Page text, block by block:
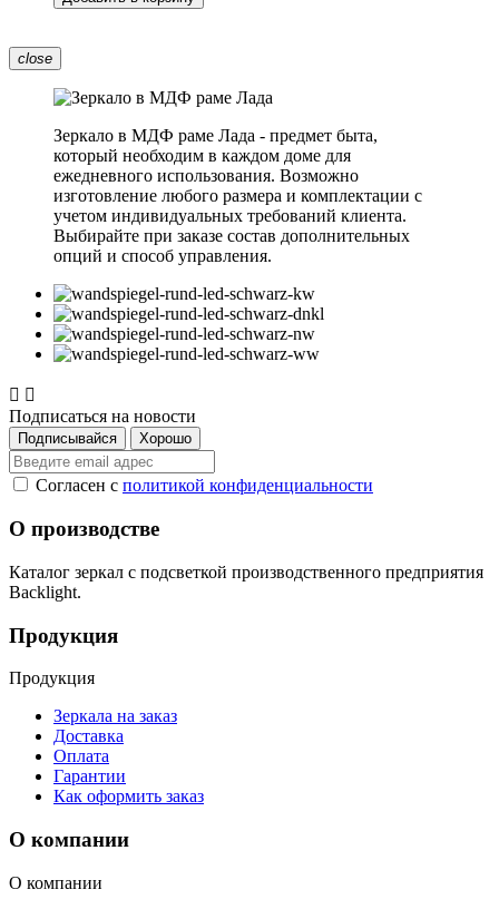
close
Зеркало в МДФ раме Лада - предмет быта,
который необходим в каждом доме для
ежедневного использования. Возможно
изготовление любого размера и комплектации с
учетом индивидуальных требований клиента.
Выбирайте при заказе состав дополнительных
опций и способ управления.
 
Подписаться на новости
Согласен с политикой конфиденциальности
О производстве
Каталог зеркал с подсветкой производственного предприятия
Backlight.
Продукция
Продукция
Зеркала на заказ
Доставка
Оплата
Гарантии
Как оформить заказ
О компании
О компании